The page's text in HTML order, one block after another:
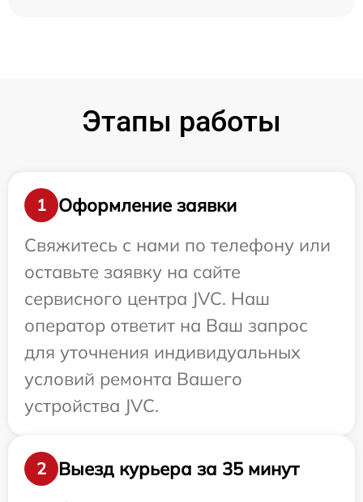
Этапы работы
1
Оформление заявки
Свяжитесь с нами по телефону или
оставьте заявку на сайте
сервисного центра JVC. Наш
оператор ответит на Ваш запрос
для уточнения индивидуальных
условий ремонта Вашего
устройства JVC.
2
Выезд курьера за 35 минут